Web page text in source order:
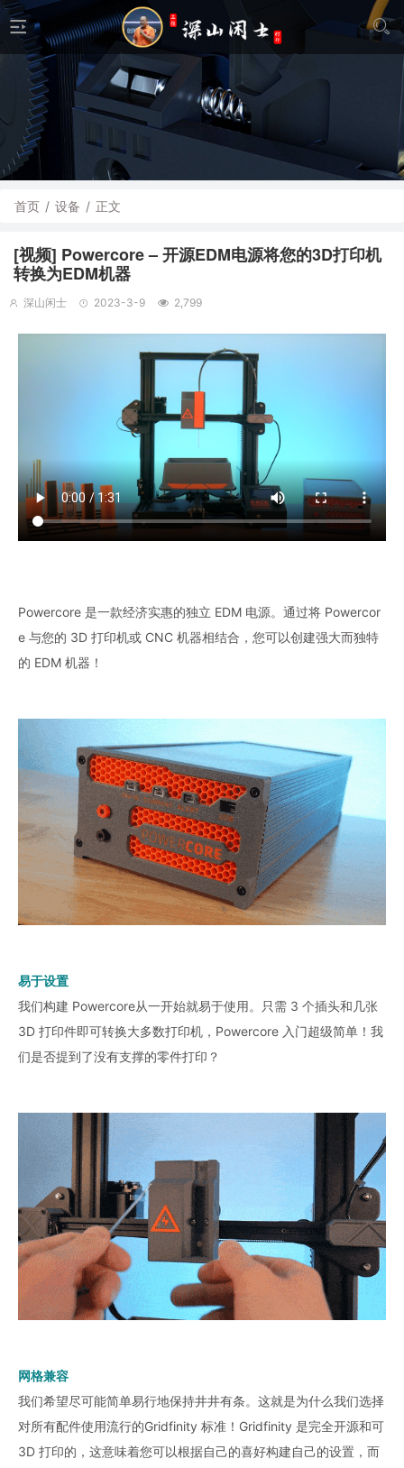
首页 / 设备 / 正文
[视频] Powercore – 开源EDM电源将您的3D打印机
转换为EDM机器
深山闲士 2023-3-9 2,799
Powercore 是一款经济实惠的独立 EDM 电源。通过将 Powercor
e 与您的 3D 打印机或 CNC 机器相结合，您可以创建强大而独特
的 EDM 机器！
易于设置
我们构建 Powercore从一开始就易于使用。只需 3 个插头和几张
3D 打印件即可转换大多数打印机，Powercore 入门超级简单！我
们是否提到了没有支撑的零件打印？
网格兼容
我们希望尽可能简单易行地保持井井有条。这就是为什么我们选择
对所有配件使用流行的Gridfinity 标准！Gridfinity 是完全开源和可
3D 打印的，这意味着您可以根据自己的喜好构建自己的设置，而